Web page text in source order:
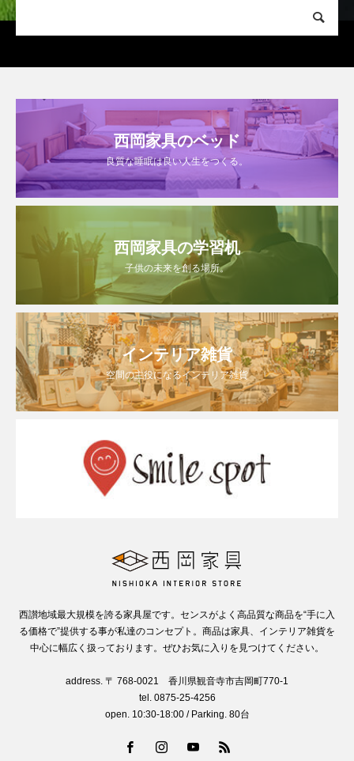
西岡家具のベッド
良質な睡眠は良い人生をつくる。
西岡家具の学習机
子供の未来を創る場所。
インテリア雑貨
空間の主役になるインテリア雑貨
西讃地域最大規模を誇る家具屋です。センスがよく高品質な商品を“手に入
る価格で”提供する事が私達のコンセプト。商品は家具、インテリア雑貨を
中心に幅広く扱っております。ぜひお気に入りを見つけてください。
address. 〒 768-0021 香川県観音寺市吉岡町770-1
tel. 0875-25-4256
open. 10:30-18:00 / Parking. 80台